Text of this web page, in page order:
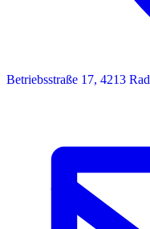
Betriebsstraße 17, 4213